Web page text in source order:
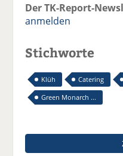
Der TK-Report-
anmelden
Stichworte
Klüh Catering
Green Monarch ...